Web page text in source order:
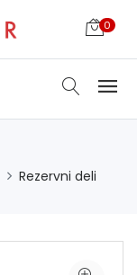
0
Rezervni deli